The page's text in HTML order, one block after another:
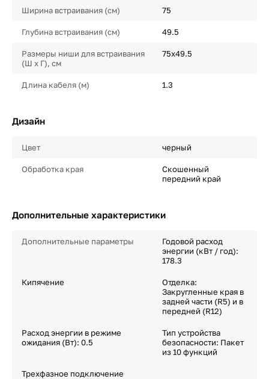
Ширина встраивания (см) 75
Глубина встраивания (см) 49.5
Размеры ниши для встраивания
(Ш х Г), см
75x49.5
Длина кабеля (м) 1.3
Дизайн
Цвет черный
Обработка края
Скошенный
передний край
Дополнительные характеристики
Дополнительные параметры
Годовой расход
энергии (кВт / год):
178.3
Кипячение
Отделка:
Закругленные края в
задней части (R5) и в
передней (R12)
Расход энергии в режиме
ожидания (Вт): 0.5
Тип устройства
безопасности: Пакет
из 10 функций
Трехфазное подключение